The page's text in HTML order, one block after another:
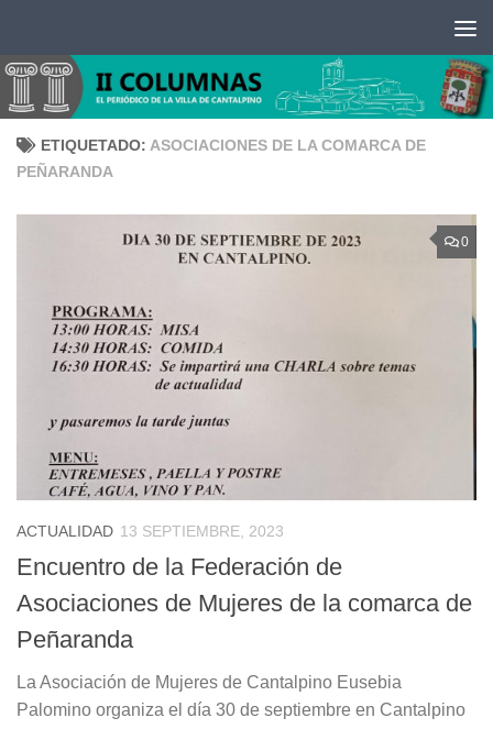
ETIQUETADO: ASOCIACIONES DE LA COMARCA DE
PEÑARANDA
0
ACTUALIDAD 13 SEPTIEMBRE, 2023
Encuentro de la Federación de
Asociaciones de Mujeres de la comarca de
Peñaranda
La Asociación de Mujeres de Cantalpino Eusebia
Palomino organiza el día 30 de septiembre en Cantalpino